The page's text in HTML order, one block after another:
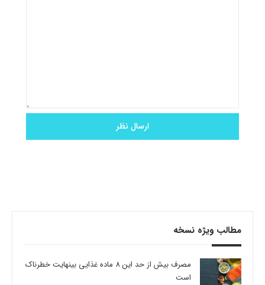
مطالب ویژه نسخه
مصرف بیش از حد این 8 ماده غذایی بینهایت خطرناک
است